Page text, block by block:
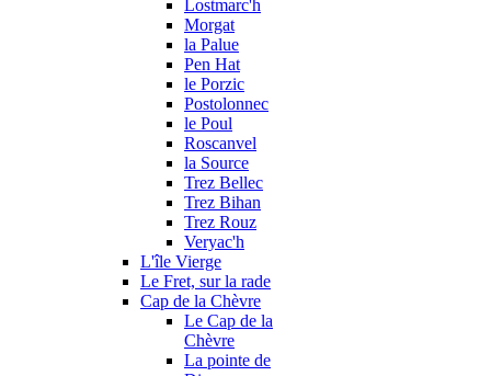
Lostmarc'h
Morgat
la Palue
Pen Hat
le Porzic
Postolonnec
le Poul
Roscanvel
la Source
Trez Bellec
Trez Bihan
Trez Rouz
Veryac'h
L'île Vierge
Le Fret, sur la rade
Cap de la Chèvre
Le Cap de la
Chèvre
La pointe de